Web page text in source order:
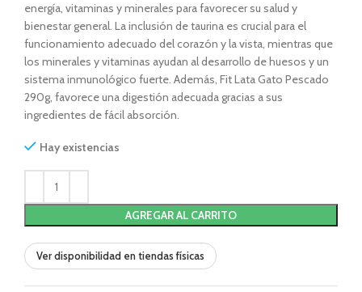
energía, vitaminas y minerales para favorecer su salud y
bienestar general. La inclusión de taurina es crucial para el
funcionamiento adecuado del corazón y la vista, mientras que
los minerales y vitaminas ayudan al desarrollo de huesos y un
sistema inmunológico fuerte. Además, Fit Lata Gato Pescado
290g, favorece una digestión adecuada gracias a sus
ingredientes de fácil absorción.
Hay existencias
AGREGAR AL CARRITO
Ver disponibilidad en tiendas físicas